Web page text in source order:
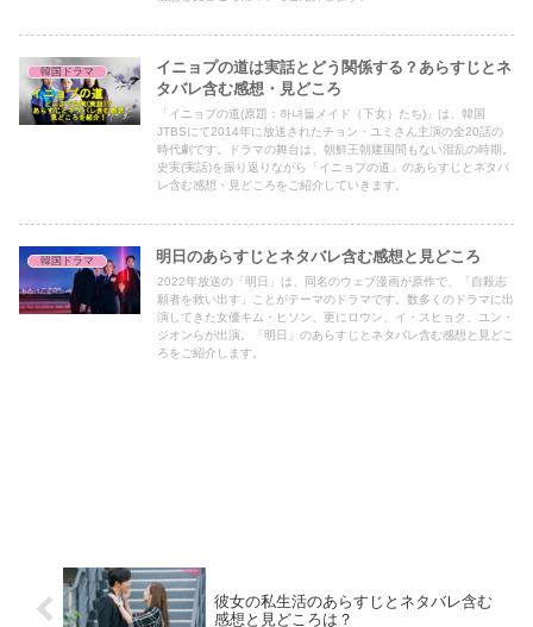
韓国ドラマ
イニョプの道は実話とどう関係する？あらすじとネ
タバレ含む感想・見どころ
「イニョプの道(原題：하녀들メイド（下女）たち)」は、韓国
JTBSにて2014年に放送されたチョン・ユミさん主演の全20話の
時代劇です。ドラマの舞台は、朝鮮王朝建国間もない混乱の時期。
史実(実話)を振り返りながら「イニョプの道」のあらすじとネタバ
レ含む感想・見どころをご紹介していきます。
韓国ドラマ 明日のあらすじとネタバレ含む感想と見どころ
2022年放送の「明日」は、同名のウェブ漫画が原作で、「自殺志
願者を救い出す」ことがテーマのドラマです。数多くのドラマに出
演してきた女優キム・ヒソン、更にロウン、イ・スヒョク、ユン・
ジオンらが出演。「明日」のあらすじとネタバレ含む感想と見どこ
ろをご紹介します。
彼女の私生活のあらすじとネタバレ含む
感想と見どころは？